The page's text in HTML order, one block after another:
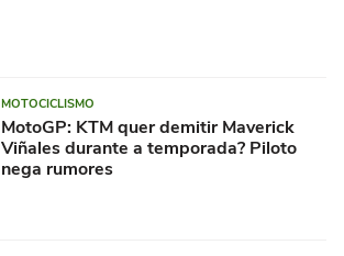
MOTOCICLISMO
MotoGP: KTM quer demitir Maverick
Viñales durante a temporada? Piloto
nega rumores